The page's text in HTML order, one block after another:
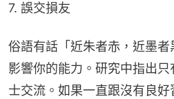
7. 誤交損友
俗語有話「近朱者赤，近墨
影響你的能力。研究中指出
士交流。如果一直跟沒有良